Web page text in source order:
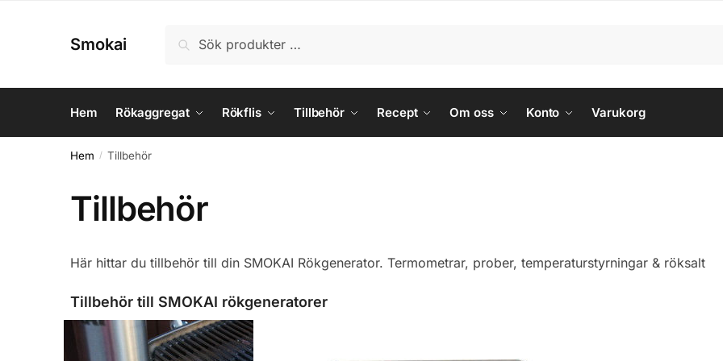
Smokai
efter:
Sök
Hem Rökaggregat Rökflis Tillbehör Recept Om oss Konto Varukorg
Hem / Tillbehör
Tillbehör
Här hittar du tillbehör till din SMOKAI Rökgenerator. Termometrar, prober, temperaturstyrningar & röksalt
Tillbehör till SMOKAI rökgeneratorer